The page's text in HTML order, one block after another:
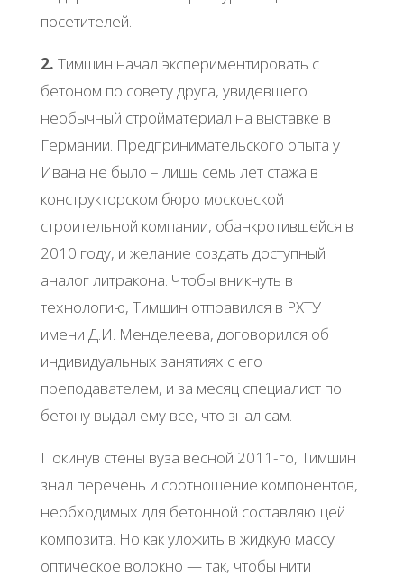
посетителей.
2. Тимшин начал экспериментировать с
бетоном по совету друга, увидевшего
необычный стройматериал на выставке в
Германии. Предпринимательского опыта у
Ивана не было – лишь семь лет стажа в
конструкторском бюро московской
строительной компании, обанкротившейся в
2010 году, и желание создать доступный
аналог литракона. Чтобы вникнуть в
технологию, Тимшин отправился в РХТУ
имени Д.И. Менделеева, договорился об
индивидуальных занятиях с его
преподавателем, и за месяц специалист по
бетону выдал ему все, что знал сам.
Покинув стены вуза весной 2011-го, Тимшин
знал перечень и соотношение компонентов,
необходимых для бетонной составляющей
композита. Но как уложить в жидкую массу
оптическое волокно — так, чтобы нити